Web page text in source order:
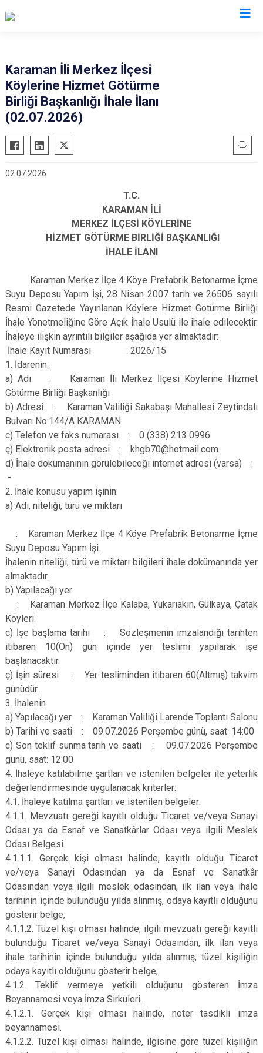
Karaman İli Merkez İlçesi
Köylerine Hizmet Götürme
Birliği Başkanlığı İhale İlanı
(02.07.2026)
02.07.2026
T.C.
KARAMAN İLİ
MERKEZ İLÇESİ KÖYLERİNE
HİZMET GÖTÜRME BİRLİĞİ BAŞKANLIĞI
İHALE İLANI
Karaman Merkez İlçe 4 Köye Prefabrik Betonarme İçme
Suyu Deposu Yapım İşi, 28 Nisan 2007 tarih ve 26506 sayılı
Resmi Gazetede Yayınlanan Köylere Hizmet Götürme Birliği
İhale Yönetmeliğine Göre Açık İhale Usulü ile ihale edilecektir.
İhaleye ilişkin ayrıntılı bilgiler aşağıda yer almaktadır:
İhale Kayıt Numarası : 2026/15
1. İdarenin:
a) Adı : Karaman İli Merkez İlçesi Köylerine Hizmet
Götürme Birliği Başkanlığı
b) Adresi : Karaman Valiliği Sakabaşı Mahallesi Zeytindalı
Bulvarı No:144/A KARAMAN
c) Telefon ve faks numarası : 0 (338) 213 0996
ç) Elektronik posta adresi : khgb70@hotmail.com
d) İhale dokümanının görülebileceği internet adresi (varsa) :
-
2. İhale konusu yapım işinin:
a) Adı, niteliği, türü ve miktarı
: Karaman Merkez İlçe 4 Köye Prefabrik Betonarme İçme
Suyu Deposu Yapım İşi.
İhalenin niteliği, türü ve miktarı bilgileri ihale dokümanında yer
almaktadır.
b) Yapılacağı yer
: Karaman Merkez İlçe Kalaba, Yukarıakın, Gülkaya, Çatak
Köyleri.
c) İşe başlama tarihi : Sözleşmenin imzalandığı tarihten
itibaren 10(On) gün içinde yer teslimi yapılarak işe
başlanacaktır.
ç) İşin süresi : Yer tesliminden itibaren 60(Altmış) takvim
günüdür.
3. İhalenin
a) Yapılacağı yer : Karaman Valiliği Larende Toplantı Salonu
b) Tarihi ve saati : 09.07.2026 Perşembe günü, saat: 14:00
c) Son teklif sunma tarih ve saati : 09.07.2026 Perşembe
günü, saat: 12:00
4. İhaleye katılabilme şartları ve istenilen belgeler ile yeterlik
değerlendirmesinde uygulanacak kriterler:
4.1. İhaleye katılma şartları ve istenilen belgeler:
4.1.1. Mevzuatı gereği kayıtlı olduğu Ticaret ve/veya Sanayi
Odası ya da Esnaf ve Sanatkârlar Odası veya ilgili Meslek
Odası Belgesi.
4.1.1.1. Gerçek kişi olması halinde, kayıtlı olduğu Ticaret
ve/veya Sanayi Odasından ya da Esnaf ve Sanatkâr
Odasından veya ilgili meslek odasından, ilk ilan veya ihale
tarihinin içinde bulunduğu yılda alınmış, odaya kayıtlı olduğunu
gösterir belge,
4.1.1.2. Tüzel kişi olması halinde, ilgili mevzuatı gereği kayıtlı
bulunduğu Ticaret ve/veya Sanayi Odasından, ilk ilan veya
ihale tarihinin içinde bulunduğu yılda alınmış, tüzel kişiliğin
odaya kayıtlı olduğunu gösterir belge,
4.1.2. Teklif vermeye yetkili olduğunu gösteren İmza
Beyannamesi veya İmza Sirküleri.
4.1.2.1. Gerçek kişi olması halinde, noter tasdikli imza
beyannamesi.
4.1.2.2. Tüzel kişi olması halinde, ilgisine göre tüzel kişiliğin